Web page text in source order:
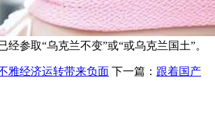
经参取“乌克兰不变”或“或乌克兰国土”。
雅经济运转带来负面 下一篇： 跟着国产